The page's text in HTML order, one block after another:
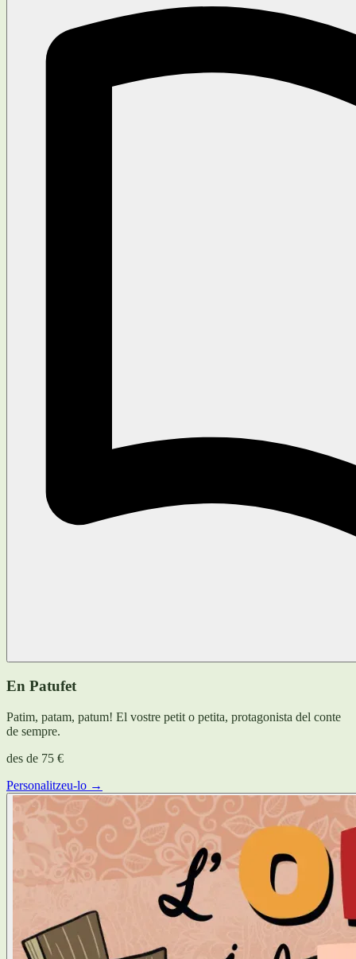
En Patufet
Patim, patam, patum! El vostre petit o petita, protagonista del conte
de sempre.
des de 75 €
Personalitzeu-lo →